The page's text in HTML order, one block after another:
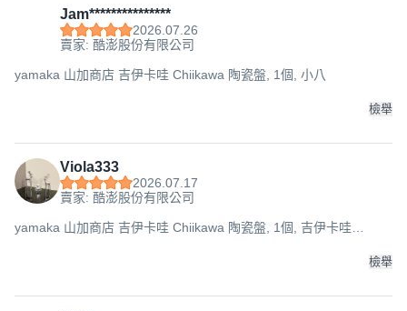
Jam***************
2026.07.26
賣家: 酷澎股份有限公司
yamaka 山加商店 吉伊卡哇 Chiikawa 陶瓷盤, 1個, 小八
檢舉
Viola333
2026.07.17
賣家: 酷澎股份有限公司
yamaka 山加商店 吉伊卡哇 Chiikawa 陶瓷盤, 1個, 吉伊卡哇
檢舉